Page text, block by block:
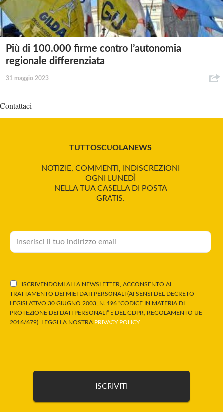
Più di 100.000 firme contro l’autonomia
regionale differenziata
31 maggio 2023
Contattaci
TUTTOSCUOLANEWS
NOTIZIE, COMMENTI, INDISCREZIONI
OGNI LUNEDÌ
NELLA TUA CASELLA DI POSTA
GRATIS.
ISCRIVENDOMI ALLA NEWSLETTER, ACCONSENTO AL
TRATTAMENTO DEI MIEI DATI PERSONALI (AI SENSI DEL DECRETO
LEGISLATIVO 30 GIUGNO 2003, N. 196 “CODICE IN MATERIA DI
PROTEZIONE DEI DATI PERSONALI” E DEL GDPR, REGOLAMENTO UE
2016/679). LEGGI LA NOSTRA PRIVACY POLICY.